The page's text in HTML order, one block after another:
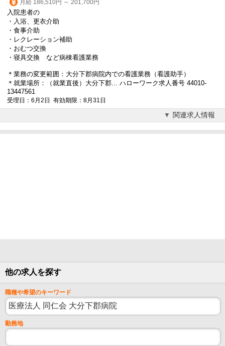
月給 186,510円 ～ 201,700円
入院患者の
・入浴、更衣介助
・食事介助
・レクレーション補助
・おむつ交換
・寝具交換 など病棟看護業務
＊業務の変更範囲： 大分下郡病院内での看護業務（看護助手）
＊就業場所：（就業直後）大分下郡... ハローワーク求人番号 44010-
13447561
受理日：6月2日 有効期限：8月31日
関連求人情報
他の求人を探す
職種や希望のキーワード
勤務地